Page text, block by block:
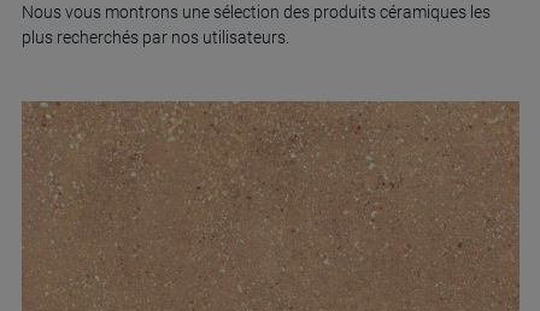
Nous vous montrons une sélection des produits céramiques les
plus recherchés par nos utilisateurs.